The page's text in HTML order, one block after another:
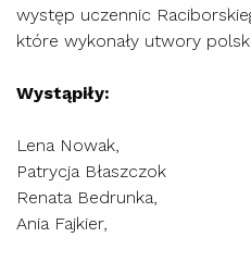
występ uczennic
które wykonały utwory
Wystąpiły:
Lena Nowak,
Patrycja Błaszczok
Renata Bedrunka,
Ania Fajkier,